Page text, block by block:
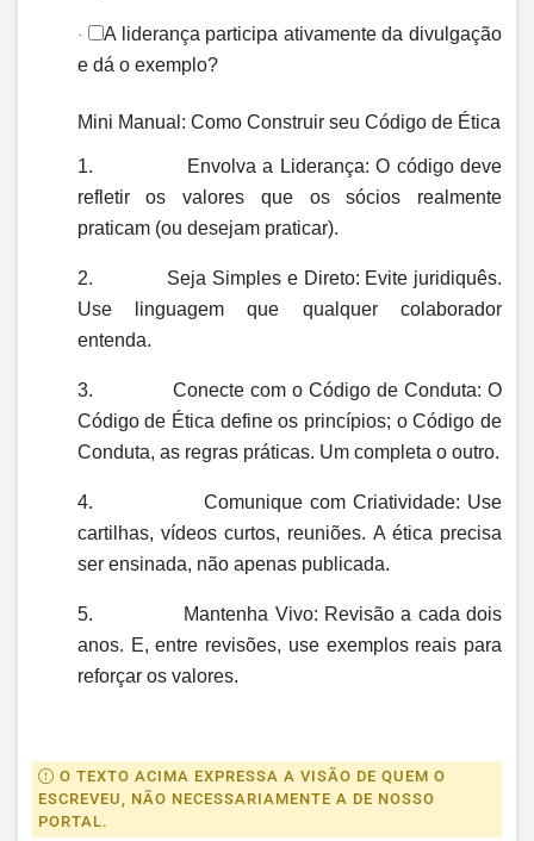
·
A liderança participa ativamente da divulgação
e dá o exemplo?
Mini Manual: Como Construir seu Código de Ética
1. Envolva a Liderança: O código deve
refletir os valores que os sócios realmente
praticam (ou desejam praticar).
2. Seja Simples e Direto: Evite juridiquês.
Use linguagem que qualquer colaborador
entenda.
3. Conecte com o Código de Conduta: O
Código de Ética define os princípios; o Código de
Conduta, as regras práticas. Um completa o outro.
4. Comunique com Criatividade: Use
cartilhas, vídeos curtos, reuniões. A ética precisa
ser ensinada, não apenas publicada.
5. Mantenha Vivo: Revisão a cada dois
anos. E, entre revisões, use exemplos reais para
reforçar os valores.
O TEXTO ACIMA EXPRESSA A VISÃO DE QUEM O
ESCREVEU, NÃO NECESSARIAMENTE A DE NOSSO
PORTAL.